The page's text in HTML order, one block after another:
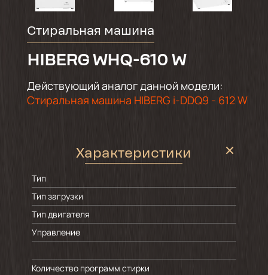
Стиральная машина
HIBERG WHQ-610 W
Действующий аналог данной модели:
Стиральная машина HIBERG i-DDQ9 - 612 W
Характеристики
Тип
Тип загрузки
Тип двигателя
Управление
Количество программ стирки